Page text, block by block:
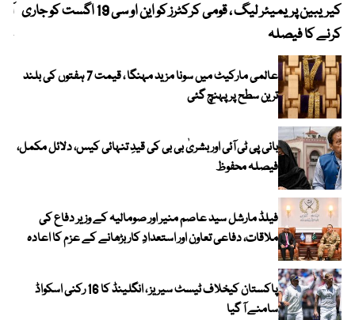
کیریبین پریمیئر لیگ ، قومی کرکٹرز کو این او سی 19 اگست کو جاری
کرنے کا فیصلہ
عالمی مارکیٹ میں سونا مزید مہنگا ، قیمت 7 ہفتوں کی بلند
ترین سطح پر پہنچ گئی
بانی پی ٹی آئی اور بشریٰ بی بی کی قیدِ تنہائی کیس، دلائل مکمل،
فیصلہ محفوظ
فیلڈ مارشل سید عاصم منیر اور صومالیہ کے وزیر دفاع کی
ملاقات، دفاعی تعاون اور استعدادِ کار بڑھانے کے عزم کا اعادہ
پاکستان کیخلاف ٹیسٹ سیریز ، انگلینڈ کا 16 رکنی اسکواڈ
سامنے آ گیا